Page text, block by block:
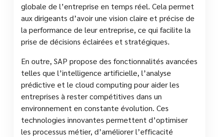
globale de l’entreprise en temps réel. Cela permet
aux dirigeants d’avoir une vision claire et précise de
la performance de leur entreprise, ce qui facilite la
prise de décisions éclairées et stratégiques.
En outre, SAP propose des fonctionnalités avancées
telles que l’intelligence artificielle, l’analyse
prédictive et le cloud computing pour aider les
entreprises à rester compétitives dans un
environnement en constante évolution. Ces
technologies innovantes permettent d’optimiser
les processus métier, d’améliorer l’efficacité